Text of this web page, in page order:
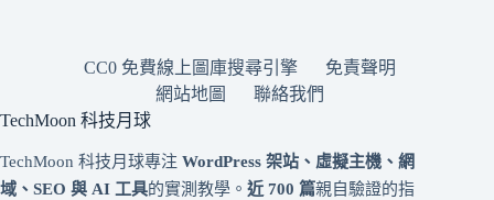
CC0 免費線上圖庫搜尋引擎
免責聲明
網站地圖
聯絡我們
TechMoon 科技月球
TechMoon 科技月球專注 WordPress 架站、虛擬主機、網
域、SEO 與 AI 工具的實測教學。 近 700 篇親自驗證的指